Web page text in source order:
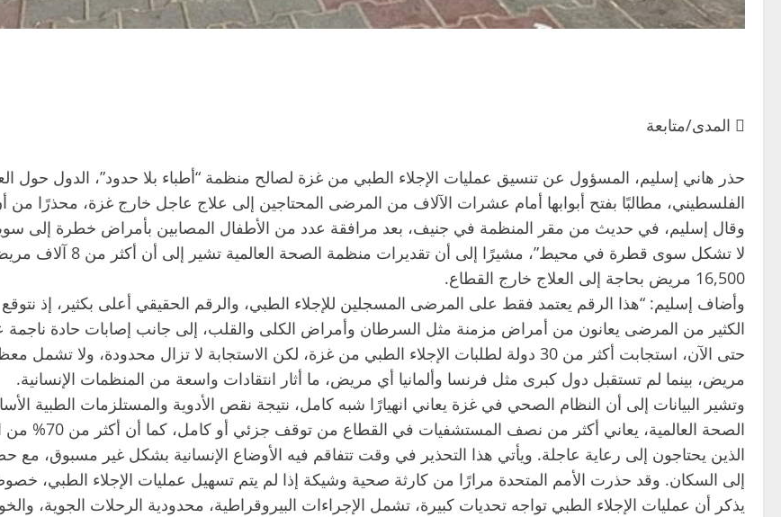
 المدى/متابعة
حذر هاني إسليم، المسؤول عن تنسيق عمليات الإجلاء الطبي من غزة لصالح منظمة “أطباء بلا حدود”، الدول حول
الفلسطيني، مطالبًا بفتح أبوابها أمام عشرات الآلاف من المرضى المحتاجين إلى علاج عاجل خارج غزة، محذرًا من أن
وقال إسليم، في حديث من مقر المنظمة في جنيف، بعد مرافقة عدد من الأطفال المصابين بأمراض خطرة إلى سويسرا
لا تشكل سوى قطرة في
16,500 مريض بحاجة إلى العلاج خارج القطاع.
وأضاف إسليم: “هذا الرقم يعتمد فقط على المرضى المسجلين للإجلاء الطبي، والرقم الحقيقي أعلى بكثير، إذ
الكثير من المرضى يعانون من أمراض مزمنة مثل السرطان وأمراض الكلى والقلب، إلى جانب إصابات حادة
مريض، بينما لم تستقبل دول كبرى مثل فرنسا وألمانيا أي مريض، ما أثار انتقادات واسعة من المنظمات الإنسانية.
وتشير البيانات إلى أن النظام الصحي في غزة يعاني انهيارًا شبه كامل، نتيجة نقص الأدوية والمستلزمات الطبية
الصحة
الذين يحتاجون إلى رعاية عاجلة. ويأتي هذا التحذير في وقت تتفاقم فيه الأوضاع الإنسانية بشكل غير مسبوق،
إلى السكان. وقد حذرت الأمم المتحدة مرارًا من كارثة صحية وشيكة إذا لم يتم تسهيل عمليات الإجلاء الطبي،
يذكر أن عمليات الإجلاء الطبي تواجه تحديات كبيرة، تشمل الإجراءات البيروقراطية، محدودية الرحلات الجوية،